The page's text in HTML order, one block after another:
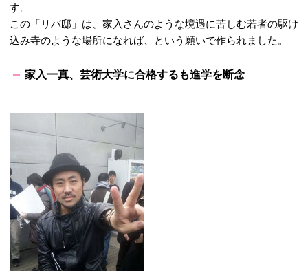
す。
この「リバ邸」は、家入さんのような境遇に苦しむ若者の駆け
込み寺のような場所になれば、という願いで作られました。
家入一真、芸術大学に合格するも進学を断念